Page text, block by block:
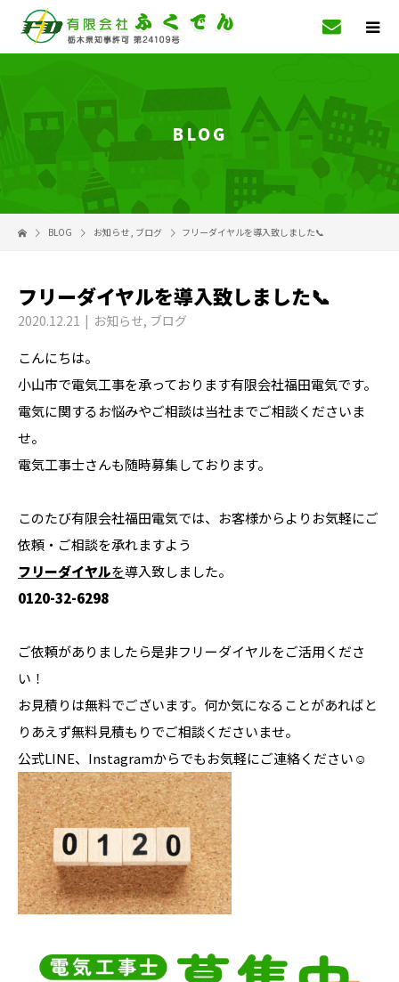
BLOG
BLOG お知らせ, ブログ フリーダイヤルを導入致しました📞
フリーダイヤルを導入致しました📞
2020.12.21 お知らせ, ブログ
こんにちは。
小山市で電気工事を承っております有限会社福田電気です。
電気に関するお悩みやご相談は当社までご相談くださいま
せ。
電気工事士さんも随時募集しております。
このたび有限会社福田電気では、お客様からよりお気軽にご
依頼・ご相談を承れますよう
フリーダイヤルを導入致しました。
0120-32-6298
ご依頼がありましたら是非フリーダイヤルをご活用くださ
い！
お見積りは無料でございます。何か気になることがあればと
りあえず無料見積もりでご相談くださいませ。
公式LINE、Instagramからでもお気軽にご連絡ください☺